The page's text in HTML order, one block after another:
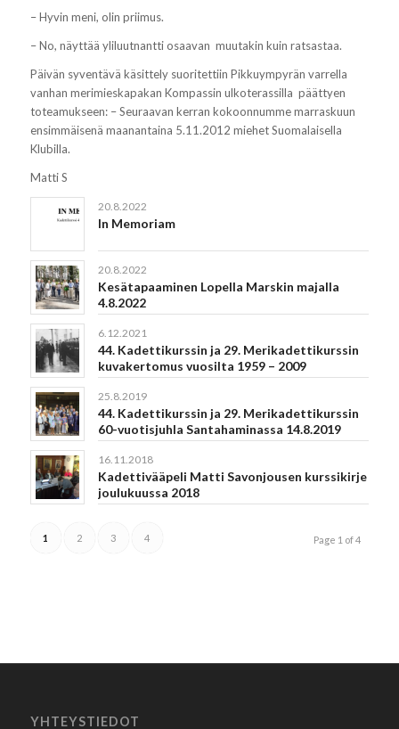
– Hyvin meni, olin priimus.
– No, näyttää yliluutnantti osaavan muutakin kuin ratsastaa.
Päivän syventävä käsittely suoritettiin Pikkuympyrän varrella
vanhan merimieskapakan Kompassin ulkoterassilla päättyen
toteamukseen: – Seuraavan kerran kokoonnumme marraskuun
ensimmäisenä maanantaina 5.11.2012 miehet Suomalaisella
Klubilla.
Matti S
20.8.2022
In Memoriam
20.8.2022
Kesätapaaminen Lopella Marskin majalla
4.8.2022
6.12.2021
44. Kadettikurssin ja 29. Merikadettikurssin
kuvakertomus vuosilta 1959 – 2009
25.8.2019
44. Kadettikurssin ja 29. Merikadettikurssin
60-vuotisjuhla Santahaminassa 14.8.2019
16.11.2018
Kadettivääpeli Matti Savonjousen kurssikirje
joulukuussa 2018
Page 1 of 4
1 2 3 4
YHTEYSTIEDOT